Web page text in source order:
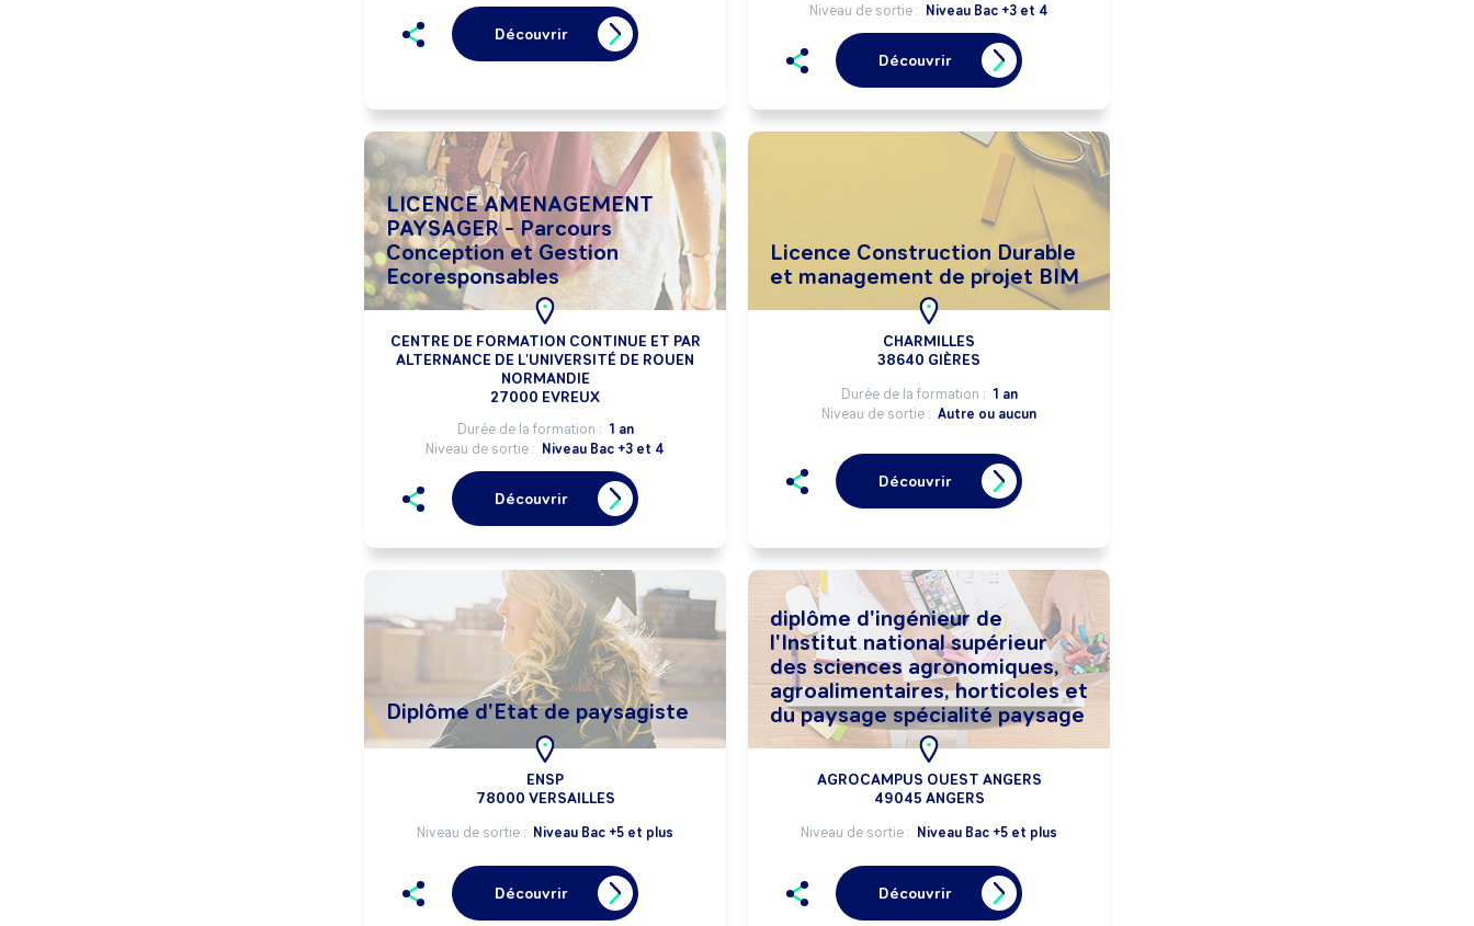
Découvrir
Niveau de sortie : Niveau Bac +3 et 4
Découvrir
LICENCE AMENAGEMENT
PAYSAGER - Parcours
Conception et Gestion
Ecoresponsables
CENTRE DE FORMATION CONTINUE ET PAR
ALTERNANCE DE L'UNIVERSITÉ DE ROUEN
NORMANDIE
27000 EVREUX
Durée de la formation : 1 an
Niveau de sortie : Niveau Bac +3 et 4
Découvrir
Licence Construction Durable
et management de projet BIM
CHARMILLES
38640 GIÈRES
Durée de la formation : 1 an
Niveau de sortie : Autre ou aucun
Découvrir
Diplôme d'Etat de paysagiste
ENSP
78000 VERSAILLES
Niveau de sortie : Niveau Bac +5 et plus
Découvrir
diplôme d'ingénieur de
l'Institut national supérieur
des sciences agronomiques,
agroalimentaires, horticoles et
du paysage spécialité paysage
AGROCAMPUS OUEST ANGERS
49045 ANGERS
Niveau de sortie : Niveau Bac +5 et plus
Découvrir